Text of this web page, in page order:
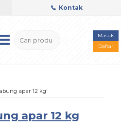
Kontak
Masuk
Daftar
apar 12 kg'
apar 12 kg